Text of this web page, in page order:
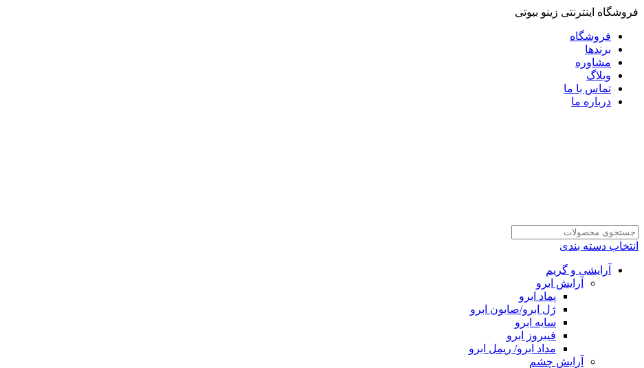
فروشگاه اینترنتی زینو بیوتی
فروشگاه
برندها
مشاوره
وبلاگ
تماس با ما
درباره ما
انتخاب دسته بندی
آرایشی و گریم
آرایش ابرو
پماد ابرو
ژل ابرو/صابون ابرو
سایه ابرو
فیبروز ابرو
مداد ابرو/ ریمل ابرو
آرایش چشم